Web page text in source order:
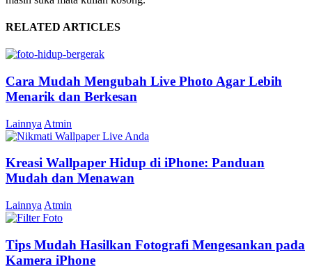
RELATED ARTICLES
Cara Mudah Mengubah Live Photo Agar Lebih
Menarik dan Berkesan
Lainnya Atmin
Kreasi Wallpaper Hidup di iPhone: Panduan
Mudah dan Menawan
Lainnya Atmin
Tips Mudah Hasilkan Fotografi Mengesankan pada
Kamera iPhone